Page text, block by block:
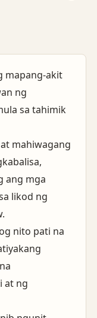
mapang-akit
ng
sa tahimik
mahiwagang
ang mga
likod ng
nito pati na
at ng